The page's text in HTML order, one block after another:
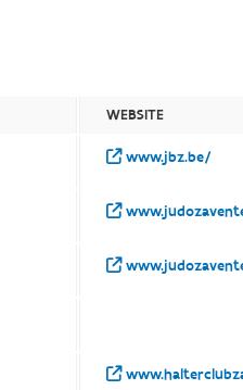
WEBSITE
www.jbz.be/